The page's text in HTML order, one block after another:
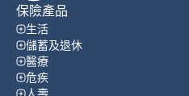
保險產品
生活
儲蓄及退休
醫療
危疾